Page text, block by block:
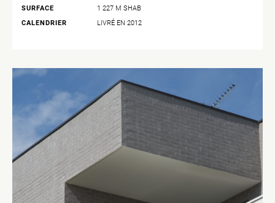
SURFACE
1 227 M SHAB
CALENDRIER
LIVRÉ EN 2012